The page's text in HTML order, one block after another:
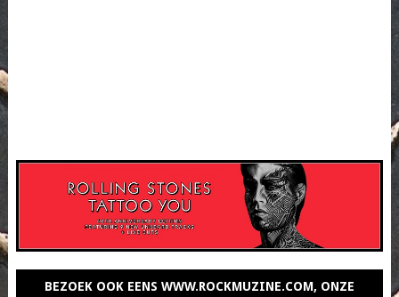
BEZOEK OOK EENS WWW.ROCKMUZINE.COM, ONZE